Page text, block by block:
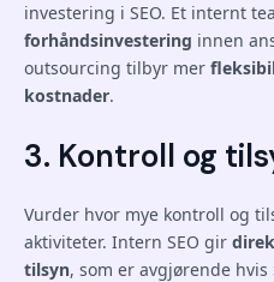
investering i SEO. Et internt
forhåndsinvestering innen
outsourcing tilbyr mer
kostnader.
3. Kontroll og
Vurder hvor mye kontroll og
aktiviteter. Intern SEO gir
tilsyn, som er avgjørende hvis